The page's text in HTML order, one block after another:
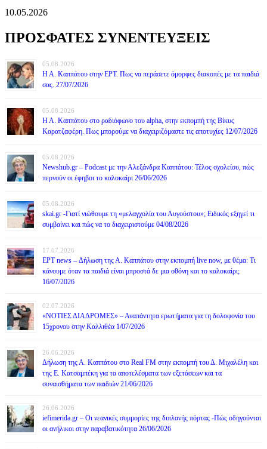
10.05.2026
ΠΡΟΣΦΑΤΕΣ ΣΥΝΕΝΤΕΥΞΕΙΣ
05.08.2026
Η Α. Καππάτου στην ΕΡΤ. Πως να περάσετε όμορφες διακοπές με τα παιδιά
σας. 27/07/2026
05.08.2026
Η Α. Καππάτου στο ραδιόφωνο του alpha, στην εκπομπή της Βίκυς
Καρατζαφέρη. Πως μπορούμε να διαχειριζόμαστε τις αποτυχίες 12/07/2026
05.08.2026
Newshub.gr – Podcast με την Αλεξάνδρα Καππάτου: Τέλος σχολείου, πώς
περνούν οι έφηβοι το καλοκαίρι 26/06/2026
05.08.2026
skai.gr -Γιατί νιώθουμε τη «μελαγχολία του Αυγούστου»; Ειδικός εξηγεί τι
συμβαίνει και πώς να το διαχειριστούμε 04/08/2026
17.07.2026
ΕΡΤ news – Δήλωση της Α. Καππάτου στην εκπομπή live now, με θέμα: Τι
κάνουμε όταν τα παιδιά είναι μπροστά δε μια οθόνη και το καλοκαίρι;
16/07/2026
02.07.2026
«ΝΟΤΙΕΣ ΔΙΑΔΡΟΜΕΣ» – Αναπάντητα ερωτήματα για τη δολοφονία του
15χρονου στην Καλλιθέα 1/07/2026
26.06.2026
Δήλωση της Α. Καππάτου στο Real FM στην εκπομπή του Δ. Μιχαλέλη και
της Ε. Κατσαμπέκη για τα αποτελέσματα των εξετάσεων και τα
συναισθήματα των παιδιών 21/06/2026
26.06.2026
iefimerida.gr – Οι νεανικές συμμορίες της διπλανής πόρτας -Πώς οδηγούνται
οι ανήλικοι στην παραβατικότητα 26/06/2026